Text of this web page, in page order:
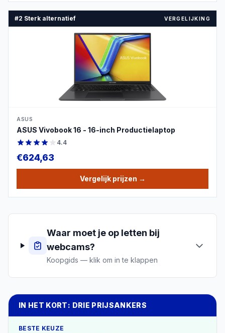
#2 Sterk alternatief VERGELIJKING
PRODUCTBEELD
ASUS
ASUS Vivobook 16 - 16-inch Productielaptop
4.4
€624,63
Vergelijk prijzen →
Waar moet je op letten bij
webcams?
Koopgids — klik om in te klappen
IN HET KORT: DRIE PRIJSANKERS
BESTE KEUZE